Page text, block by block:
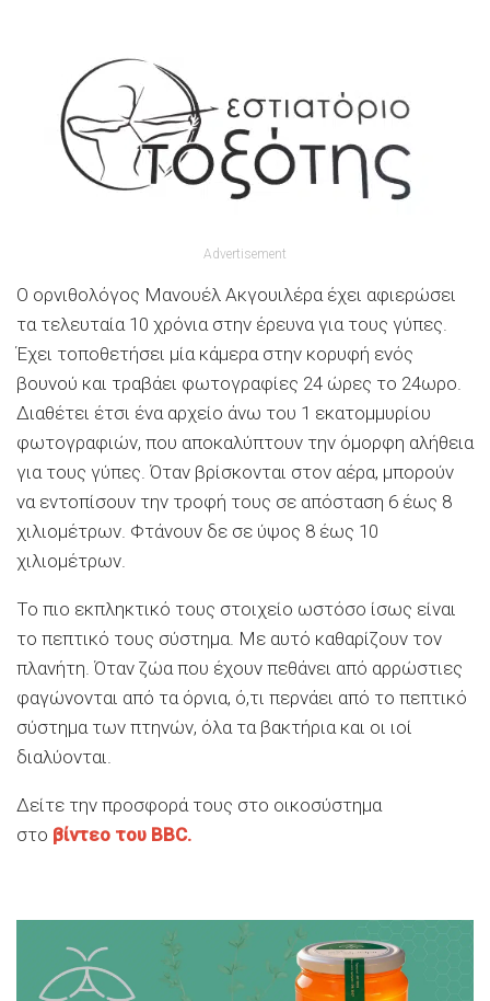
Advertisement
Ο ορνιθολόγος Μανουέλ Ακγουιλέρα έχει αφιερώσει
τα τελευταία 10 χρόνια στην έρευνα για τους γύπες.
Έχει τοποθετήσει μία κάμερα στην κορυφή ενός
βουνού και τραβάει φωτογραφίες 24 ώρες το 24ωρο.
Διαθέτει έτσι ένα αρχείο άνω του 1 εκατομμυρίου
φωτογραφιών, που αποκαλύπτουν την όμορφη αλήθεια
για τους γύπες. Όταν βρίσκονται στον αέρα, μπορούν
να εντοπίσουν την τροφή τους σε απόσταση 6 έως 8
χιλιομέτρων. Φτάνουν δε σε ύψος 8 έως 10
χιλιομέτρων.
Το πιο εκπληκτικό τους στοιχείο ωστόσο ίσως είναι
το πεπτικό τους σύστημα. Με αυτό καθαρίζουν τον
πλανήτη. Όταν ζώα που έχουν πεθάνει από αρρώστιες
φαγώνονται από τα όρνια, ό,τι περνάει από το πεπτικό
σύστημα των πτηνών, όλα τα βακτήρια και οι ιοί
διαλύονται.
Δείτε την προσφορά τους στο οικοσύστημα
στο βίντεο του BBC.